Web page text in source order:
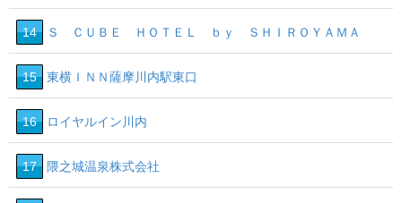
14 Ｓ ＣＵＢＥ ＨＯＴＥＬ ｂｙ ＳＨＩＲＯＹＡＭＡ
15 東横ＩＮＮ薩摩川内駅東口
16 ロイヤルイン川内
17 隈之城温泉株式会社